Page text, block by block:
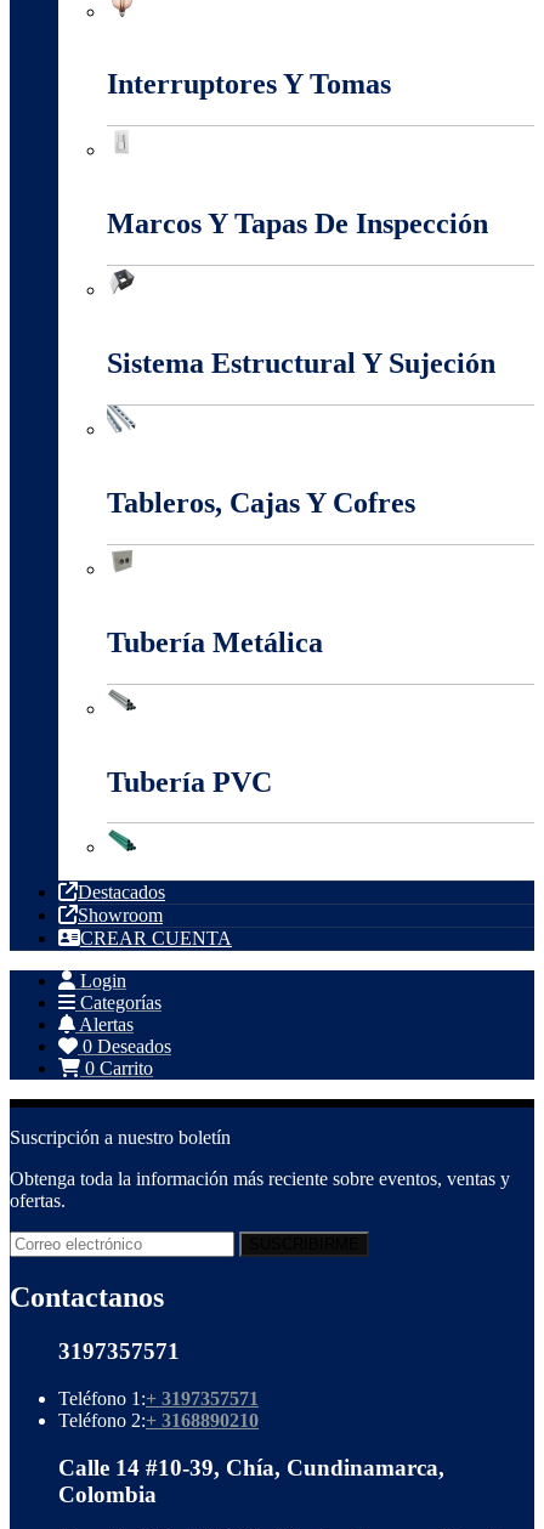
Interruptores Y Tomas
Marcos Y Tapas De Inspección
Sistema Estructural Y Sujeción
Tableros, Cajas Y Cofres
Tubería Metálica
Tubería PVC
Destacados
Showroom
CREAR CUENTA
Login
Categorías
Alertas
0 Deseados
0 Carrito
Suscripción a nuestro boletín
Obtenga toda la información más reciente sobre eventos, ventas y
ofertas.
Contactanos
3197357571
Teléfono 1:+ 3197357571
Teléfono 2:+ 3168890210
Calle 14 #10-39, Chía, Cundinamarca,
Colombia